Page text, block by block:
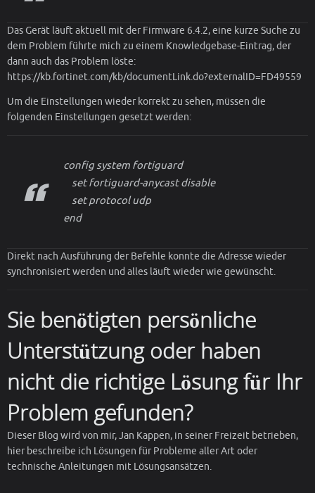
Das Gerät läuft aktuell mit der Firmware 6.4.2, eine kurze Suche zu
dem Problem führte mich zu einem Knowledgebase-Eintrag, der
dann auch das Problem löste:
https://kb.fortinet.com/kb/documentLink.do?externalID=FD49559
Um die Einstellungen wieder korrekt zu sehen, müssen die
folgenden Einstellungen gesetzt werden:
config system fortiguard
set fortiguard-anycast disable
set protocol udp
end
Direkt nach Ausführung der Befehle konnte die Adresse wieder
synchronisiert werden und alles läuft wieder wie gewünscht.
Sie benötigten persönliche
Unterstützung oder haben
nicht die richtige Lösung für Ihr
Problem gefunden?
Dieser Blog wird von mir, Jan Kappen, in seiner Freizeit betrieben,
hier beschreibe ich Lösungen für Probleme aller Art oder
technische Anleitungen mit Lösungsansätzen.